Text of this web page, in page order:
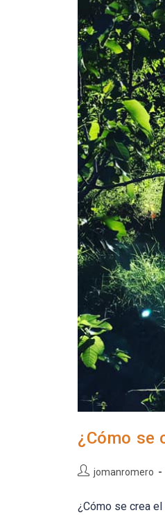
¿Cómo se
Autorjomanromero
¿Cómo se crea